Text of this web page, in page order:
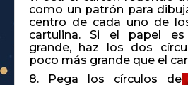
como un patrón para
centro de cada uno de
cartulina. Si el papel es
grande, haz los dos
poco más grande que el
8. Pega los círculos de